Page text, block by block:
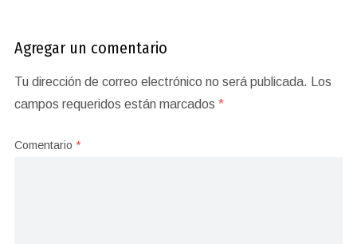
Agregar un comentario
Tu dirección de correo electrónico no será publicada.
Los
campos requeridos están marcados *
Comentario *